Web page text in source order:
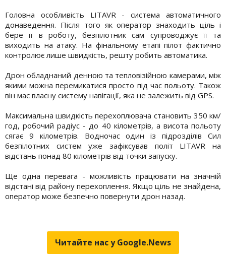
Головна особливість LITAVR - система автоматичного
донаведення. Після того як оператор знаходить ціль і
бере її в роботу, безпілотник сам супроводжує її та
виходить на атаку. На фінальному етапі пілот фактично
контролює лише швидкість, решту робить автоматика.
Дрон обладнаний денною та тепловізійною камерами, між
якими можна перемикатися просто під час польоту. Також
він має власну систему навігації, яка не залежить від GPS.
Максимальна швидкість перехоплювача становить 350 км/
год, робочий радіус - до 40 кілометрів, а висота польоту
сягає 9 кілометрів. Водночас один із підрозділів Сил
безпілотних систем уже зафіксував політ LITAVR на
відстань понад 80 кілометрів від точки запуску.
Ще одна перевага - можливість працювати на значній
відстані від району перехоплення. Якщо ціль не знайдена,
оператор може безпечно повернути дрон назад.
Читайте нас у Google.News